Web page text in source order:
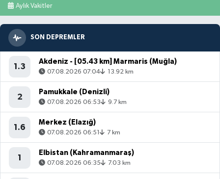
Aylık Vakitler
SON DEPREMLER
1.3
Akdeniz - [05.43 km] Marmaris (Muğla)
07.08.2026 07:04 13.92 km
2
Pamukkale (Denizli)
07.08.2026 06:53 9.7 km
1.6
Merkez (Elazığ)
07.08.2026 06:51 7 km
1
Elbistan (Kahramanmaraş)
07.08.2026 06:35 7.03 km